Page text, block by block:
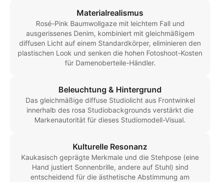
Materialrealismus
Rosé-Pink Baumwollgaze mit leichtem Fall und
ausgerissenes Denim, kombiniert mit gleichmäßigem
diffusen Licht auf einem Standardkörper, eliminieren den
plastischen Look und senken die hohen Fotoshoot-Kosten
für Damenoberteile-Händler.
Beleuchtung & Hintergrund
Das gleichmäßige diffuse Studiolicht aus Frontwinkel
innerhalb des rosa Studiobackgrounds verstärkt die
Markenautorität für dieses Studiomodell-Visual.
Kulturelle Resonanz
Kaukasisch geprägte Merkmale und die Stehpose (eine
Hand justiert Sonnenbrille, andere auf Stuhl) sind
entscheidend für die ästhetische Abstimmung am